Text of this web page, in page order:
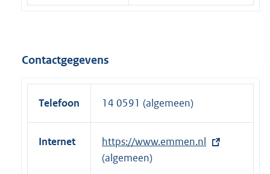
Contactgegevens
Telefoon 14 0591 (algemeen)
Internet
E
x
https://www.emmen.nl
(algemeen)